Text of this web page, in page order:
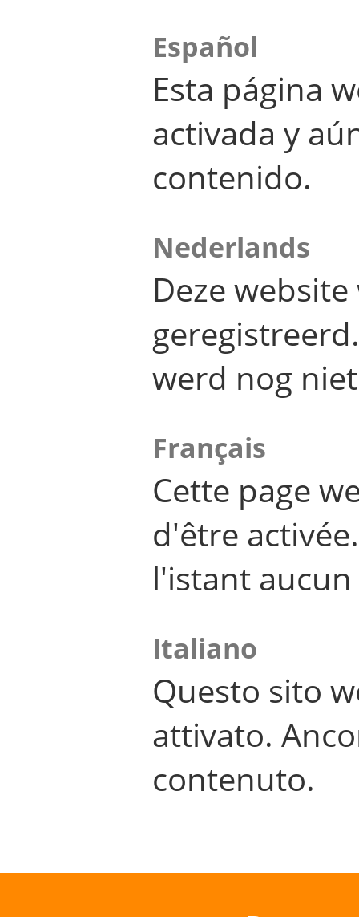
Español
Esta página
activada y
contenido.
Nederlands
Deze
werd nog
Français
Cette page
d'être
l'istant
Italiano
Questo sito
attivato.
contenuto.